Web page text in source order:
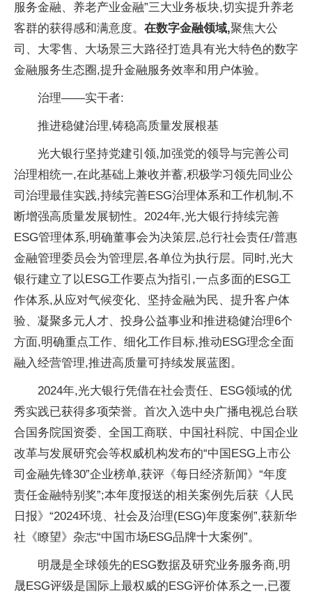
服务金融、养老产业金融”三大业务板块,切实提升养老
客群的获得感和满意度。 在数字金融领域,聚焦大公
司、大零售、大场景三大路径打造具有光大特色的数字
金融服务生态圈,提升金融服务效率和用户体验。
治理——实干者:
推进稳健治理,铸稳高质量发展根基
光大银行坚持党建引领,加强党的领导与完善公司
治理相统一,在此基础上兼收并蓄,积极学习领先同业公
司治理最佳实践,持续完善ESG治理体系和工作机制,不
断增强高质量发展韧性。2024年,光大银行持续完善
ESG管理体系,明确董事会为决策层,总行社会责任/普惠
金融管理委员会为管理层,各单位为执行层。同时,光大
银行建立了以ESG工作要点为指引,一点多面的ESG工
作体系,从应对气候变化、坚持金融为民、提升客户体
验、凝聚多元人才、投身公益事业和推进稳健治理6个
方面,明确重点工作、细化工作目标,推动ESG理念全面
融入经营管理,推进高质量可持续发展蓝图。
2024年,光大银行凭借在社会责任、ESG领域的优
秀实践已获得多项荣誉。首次入选中央广播电视总台联
合国务院国资委、全国工商联、 中国社科院、 中国企业
改革与发展研究会等权威机构发布的“中国ESG上市公
司 金融先锋30”企业榜单,获评《每日经济新闻》“年度
责任金融特别奖”;本年度报送的相关案例先后获《 人民
日报》“2024环境、社会及治理(ESG)年度案例”,获新华
社《瞭望》杂志“中国市场ESG品牌十大案例”。
明晟是全球领先的ESG数据及研究业务服务商,明
晟ESG评级是国际上最权威的ESG评价体系之一,已覆